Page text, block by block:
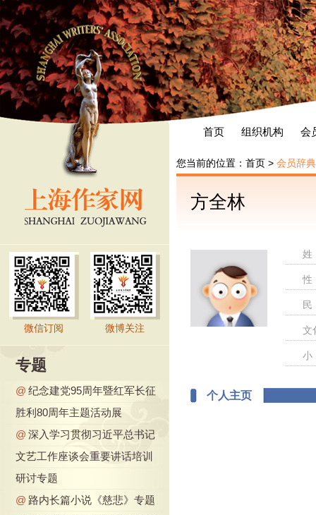
首页 组织机构 会
微信订阅 微博关注
专题
@ 纪念建党95周年暨红军长征
胜利80周年主题活动展
@ 深入学习贯彻习近平总书记
文艺工作座谈会重要讲话培训
研讨专题
@ 路内长篇小说《慈悲》专题
您当前的位置： 首页 > 会员辞典
方全林
文
个人主页